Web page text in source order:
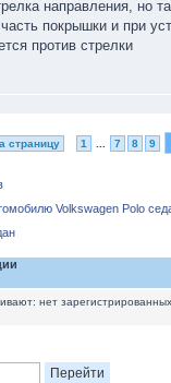
направления, но
покрышки и при
против стрелки
страницу 1 7 8 9
Volkswagen Polo
нет